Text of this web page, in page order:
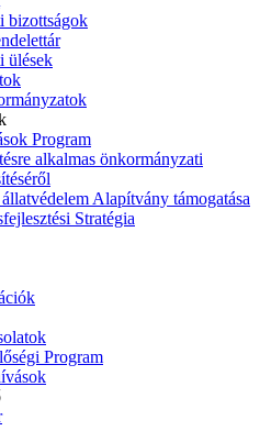
bizottságok
ülések
Program
alkalmas önkormányzati
Alapítvány támogatása
Stratégia
Program